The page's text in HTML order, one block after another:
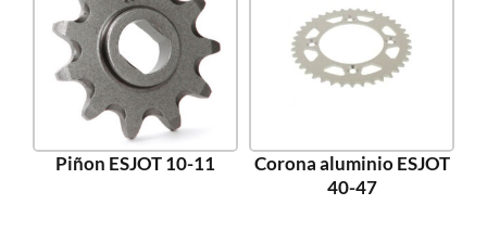
Piñon ESJOT 10-11
Corona aluminio ESJOT
40-47